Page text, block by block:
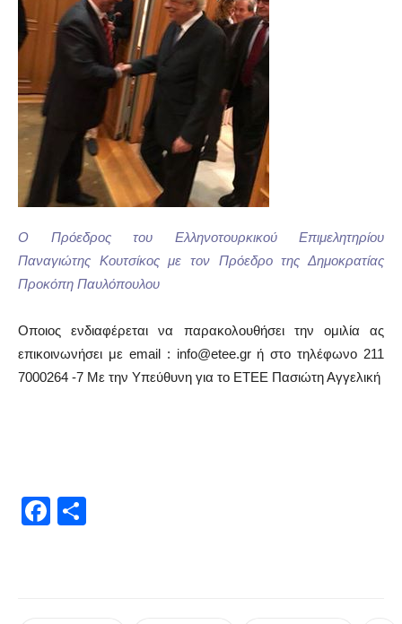
Ο Πρόεδρος του Ελληνοτουρκικού Επιμελητηρίου
Παναγιώτης Κουτσίκος με τον Πρόεδρο της Δημοκρατίας
Προκόπη Παυλόπουλου
Οποιος ενδιαφέρεται να παρακολουθήσει την ομιλία ας
επικοινωνήσει με email : info@etee.gr ή στο τηλέφωνο 211
7000264 -7 Με την Υπεύθυνη για το ΕΤΕΕ Πασιώτη Αγγελική
Facebook